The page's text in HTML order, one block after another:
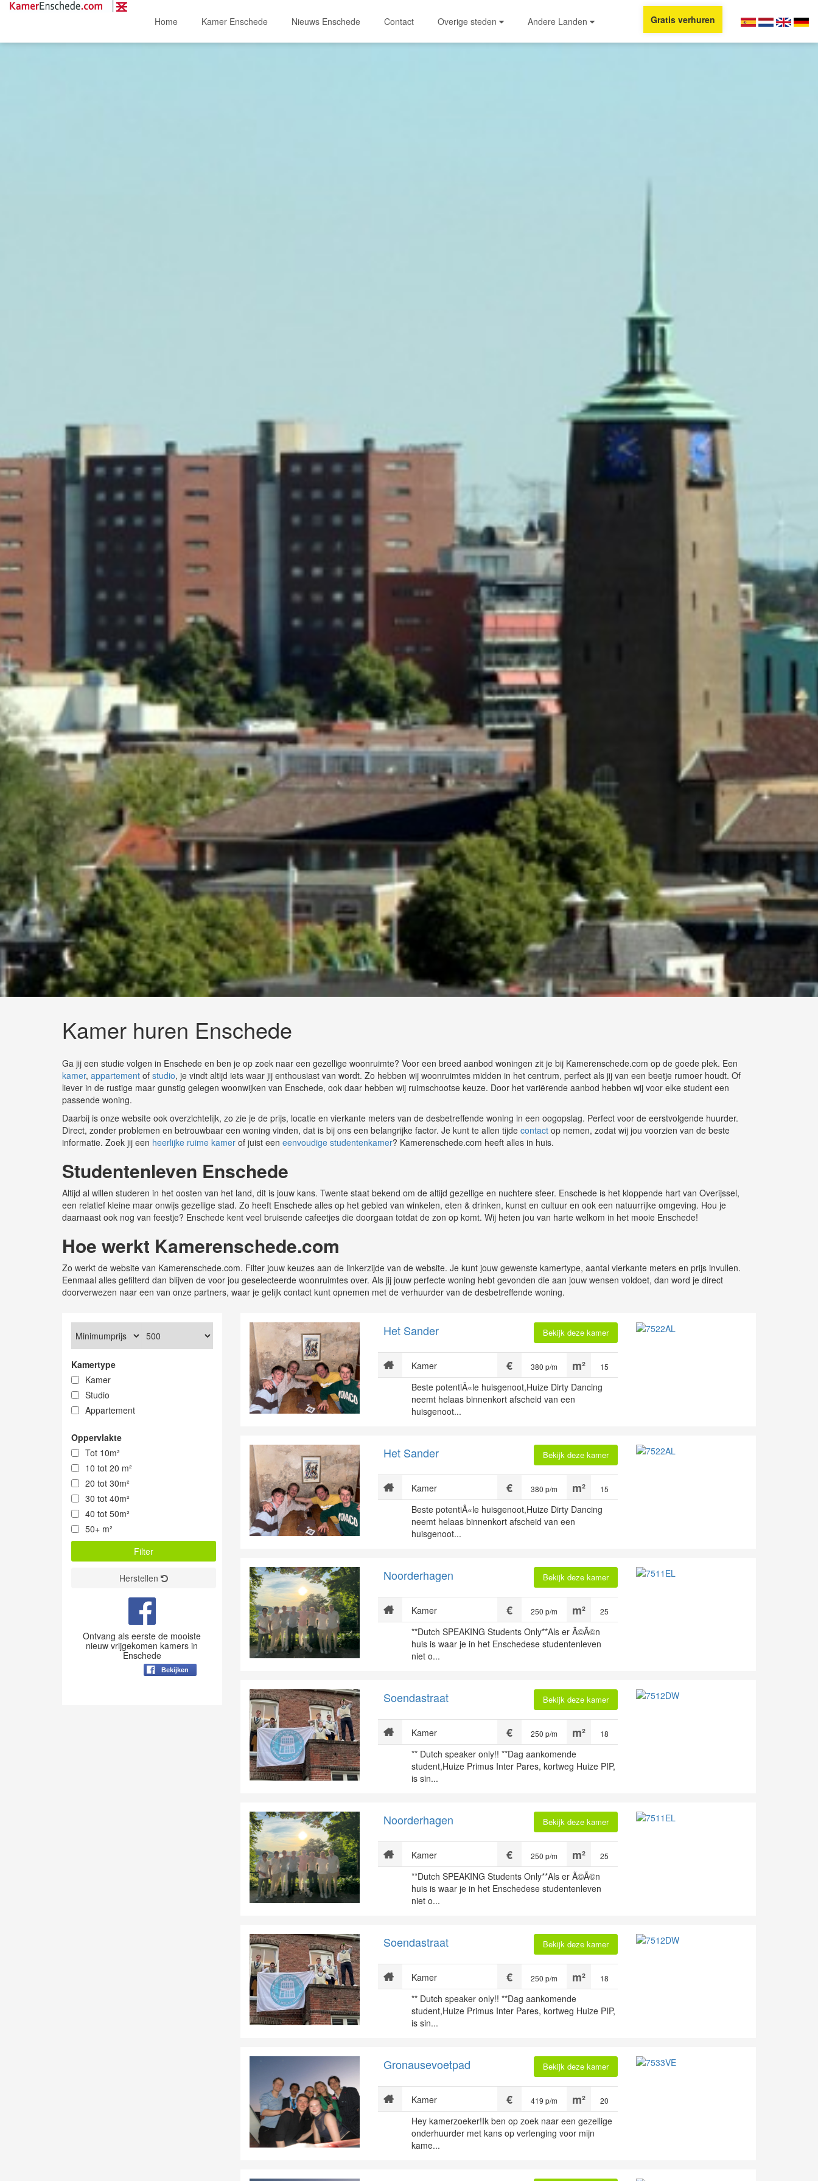
Home Kamer Enschede Nieuws Enschede Contact Overige steden Andere Landen Gratis verhuren
Kamer huren Enschede
Ga jij een studie volgen in Enschede en ben je op zoek naar een gezellige woonruimte? Voor een breed aanbod woningen zit je bij Kamerenschede.com op de goede plek. Een
kamer, appartement of studio, je vindt altijd iets waar jij enthousiast van wordt. Zo hebben wij woonruimtes midden in het centrum, perfect als jij van een beetje rumoer houdt. Of
liever in de rustige maar gunstig gelegen woonwijken van Enschede, ook daar hebben wij ruimschootse keuze. Door het variërende aanbod hebben wij voor elke student een
passende woning.
Daarbij is onze website ook overzichtelijk, zo zie je de prijs, locatie en vierkante meters van de desbetreffende woning in een oogopslag. Perfect voor de eerstvolgende huurder.
Direct, zonder problemen en betrouwbaar een woning vinden, dat is bij ons een belangrijke factor. Je kunt te allen tijde contact op nemen, zodat wij jou voorzien van de beste
informatie. Zoek jij een heerlijke ruime kamer of juist een eenvoudige studentenkamer? Kamerenschede.com heeft alles in huis.
Studentenleven Enschede
Altijd al willen studeren in het oosten van het land, dit is jouw kans. Twente staat bekend om de altijd gezellige en nuchtere sfeer. Enschede is het kloppende hart van Overijssel,
een relatief kleine maar onwijs gezellige stad. Zo heeft Enschede alles op het gebied van winkelen, eten & drinken, kunst en cultuur en ook een natuurrijke omgeving. Hou je
daarnaast ook nog van feestje? Enschede kent veel bruisende cafeetjes die doorgaan totdat de zon op komt. Wij heten jou van harte welkom in het mooie Enschede!
Hoe werkt Kamerenschede.com
Zo werkt de website van Kamerenschede.com. Filter jouw keuzes aan de linkerzijde van de website. Je kunt jouw gewenste kamertype, aantal vierkante meters en prijs invullen.
Eenmaal alles gefilterd dan blijven de voor jou geselecteerde woonruimtes over. Als jij jouw perfecte woning hebt gevonden die aan jouw wensen voldoet, dan word je direct
doorverwezen naar een van onze partners, waar je gelijk contact kunt opnemen met de verhuurder van de desbetreffende woning.
Kamertype
Kamer
Studio
Appartement
Oppervlakte
Tot 10m²
10 tot 20 m²
20 tot 30m²
30 tot 40m²
40 tot 50m²
50+ m²
Herstellen
Ontvang als eerste de mooiste
nieuw vrijgekomen kamers in
Enschede
Bekijken
Het Sander Bekijk deze kamer
Kamer 15
380 p/m
Beste potentiÃ«le huisgenoot,Huize Dirty Dancing
neemt helaas binnenkort afscheid van een
huisgenoot...
Het Sander Bekijk deze kamer
Kamer 15
380 p/m
Beste potentiÃ«le huisgenoot,Huize Dirty Dancing
neemt helaas binnenkort afscheid van een
huisgenoot...
Noorderhagen Bekijk deze kamer
Kamer 25
250 p/m
**Dutch SPEAKING Students Only**Als er Ã©Ã©n
huis is waar je in het Enschedese studentenleven
niet o...
Soendastraat Bekijk deze kamer
Kamer 18
250 p/m
** Dutch speaker only!! **Dag aankomende
student,Huize Primus Inter Pares, kortweg Huize PIP,
is sin...
Noorderhagen Bekijk deze kamer
Kamer 25
250 p/m
**Dutch SPEAKING Students Only**Als er Ã©Ã©n
huis is waar je in het Enschedese studentenleven
niet o...
Soendastraat Bekijk deze kamer
Kamer 18
250 p/m
** Dutch speaker only!! **Dag aankomende
student,Huize Primus Inter Pares, kortweg Huize PIP,
is sin...
Gronausevoetpad Bekijk deze kamer
Kamer 20
419 p/m
Hey kamerzoeker!Ik ben op zoek naar een gezellige
onderhuurder met kans op verlenging voor mijn
kame...